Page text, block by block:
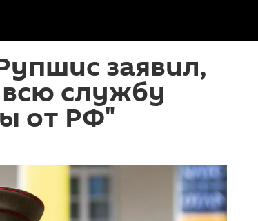
заявил,
службу
от РФ"